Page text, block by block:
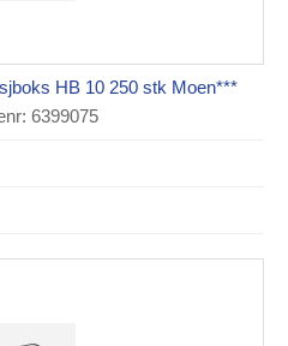
HB 10 250 stk Moen***
6399075